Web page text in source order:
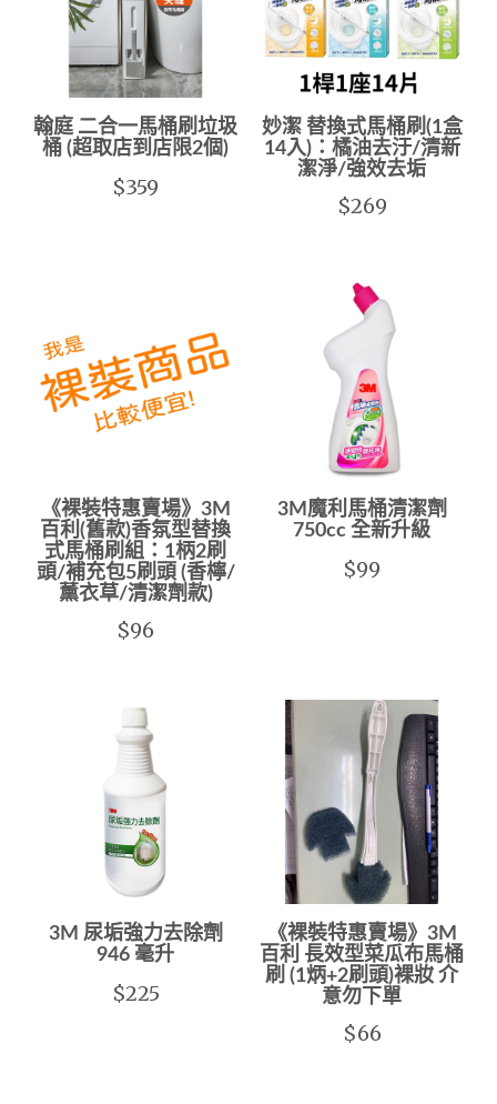
翰庭 二合一馬桶刷垃圾
桶 (超取店到店限2個)
$359
妙潔 替換式馬桶刷(1盒
14入)：橘油去汙/清新
潔淨/強效去垢
$269
《裸裝特惠賣場》3M
百利(舊款)香氛型替換
式馬桶刷組：1柄2刷
頭/補充包5刷頭 (香檸/
薰衣草/清潔劑款)
$96
3M魔利馬桶清潔劑
750cc 全新升級
$99
3M 尿垢強力去除劑
946 毫升
$225
《裸裝特惠賣場》3M
百利 長效型菜瓜布馬桶
刷 (1炳+2刷頭)裸妝 介
意勿下單
$66